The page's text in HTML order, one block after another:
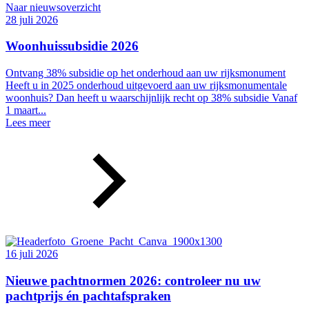
Naar nieuwsoverzicht
28 juli 2026
Woonhuissubsidie 2026
Ontvang 38% subsidie op het onderhoud aan uw rijksmonument
Heeft u in 2025 onderhoud uitgevoerd aan uw rijksmonumentale
woonhuis? Dan heeft u waarschijnlijk recht op 38% subsidie Vanaf
1 maart...
Lees meer
16 juli 2026
Nieuwe pachtnormen 2026: controleer nu uw
pachtprijs én pachtafspraken